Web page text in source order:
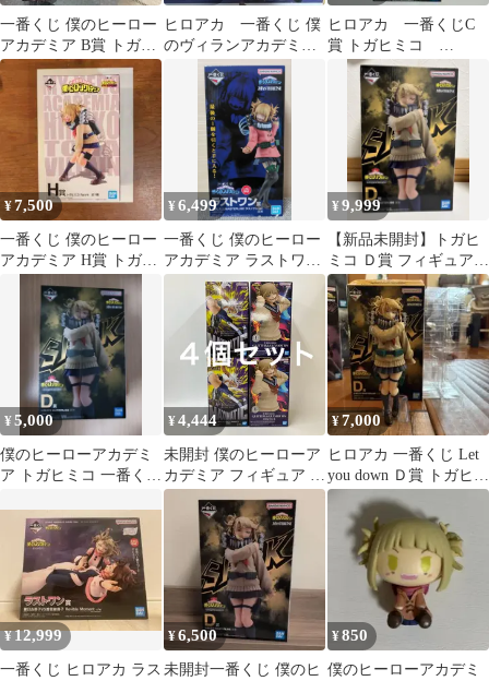
一番くじ 僕のヒーロー
アカデミア B賞 トガヒ
ミコ
ヒロアカ 一番くじ 僕
のヴィランアカデミ
ア ラストワン トガ
ヒミコ
ヒロアカ 一番くじC
賞 トガヒミコ
MASTERLISE
¥7,500
一番くじ 僕のヒーロー
アカデミア H賞 トガヒ
¥6,499
一番くじ 僕のヒーロー
アカデミア ラストワン
賞 トガヒミコ
¥9,999
【新品未開封】トガヒ
ミコ Ｄ賞 フィギュア
一番くじ （箱やや傷へ
こみあり）
¥5,000
僕のヒーローアカデミ
ア トガヒミコ 一番くじ
¥4,444
未開封 僕のヒーローア
カデミア フィギュア ミ
ルコ トガヒミコ 2種 4
個セット LF8068 f101
¥7,000
ヒロアカ 一番くじ Let
you down Ｄ賞 トガヒミ
コ
¥12,999
一番くじ ヒロアカ ラス
¥6,500
未開封一番くじ 僕のヒ
¥850
僕のヒーローアカデミ